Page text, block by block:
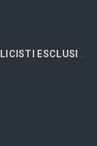
COMUNE DI TRIESTE, PUBBLICISTI ESCLUSI DAL CONCORSO